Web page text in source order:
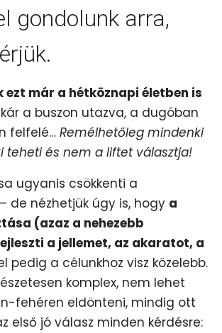
gondolunk arra,
már a hétköznapi életben is
a buszon utazva, a dugóban
felfelé… Remélhetőleg mindenki
teheti és nem a liftet választja!
ugyanis csökkenti a
de nézhetjük úgy is, hogy a
(azaz a nehezebb
a jellemet, az akaratot, a
pedig a célunkhoz visz közelebb.
komplex, nem lehet
fehéren eldönteni, mindig ott
első jó válasz minden kérdésre: